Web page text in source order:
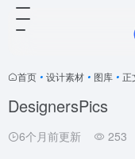
首页 • 设计素材 • 图库 • 正
DesignersPics
6个月前更新 253